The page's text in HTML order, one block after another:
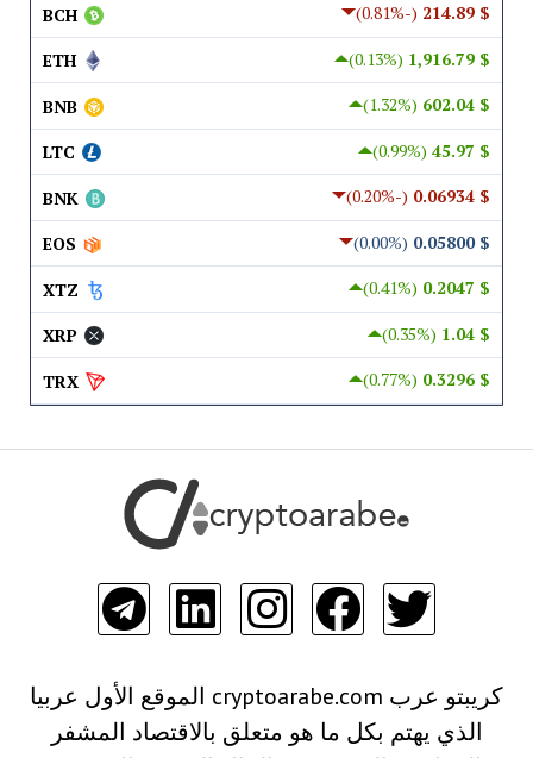
$ 214.89
(-0.81%)
BCH
$ 1,916.79
(0.13%)
ETH
$ 602.04
(1.32%)
BNB
$ 45.97
(0.99%)
LTC
$ 0.06934
(-0.20%)
BNK
$ 0.05800
(0.00%)
EOS
$ 0.2047
(0.41%)
XTZ
$ 1.04
(0.35%)
XRP
$ 0.3296
(0.77%)
TRX
كريبتو عرب cryptoarabe.com الموقع الأول عربيا
الذي يهتم بكل ما هو متعلق بالاقتصاد المشفر